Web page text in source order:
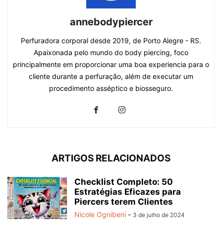
annebodypiercer
Perfuradora corporal desde 2019, de Porto Alegre - RS.
Apaixonada pelo mundo do body piercing, foco
principalmente em proporcionar uma boa experiencia para o
cliente durante a perfuração, além de executar um
procedimento asséptico e biosseguro.
ARTIGOS RELACIONADOS
Checklist Completo: 50
Estratégias Eficazes para
Piercers terem Clientes
Nicole Ognibeni - 3 de julho de 2024